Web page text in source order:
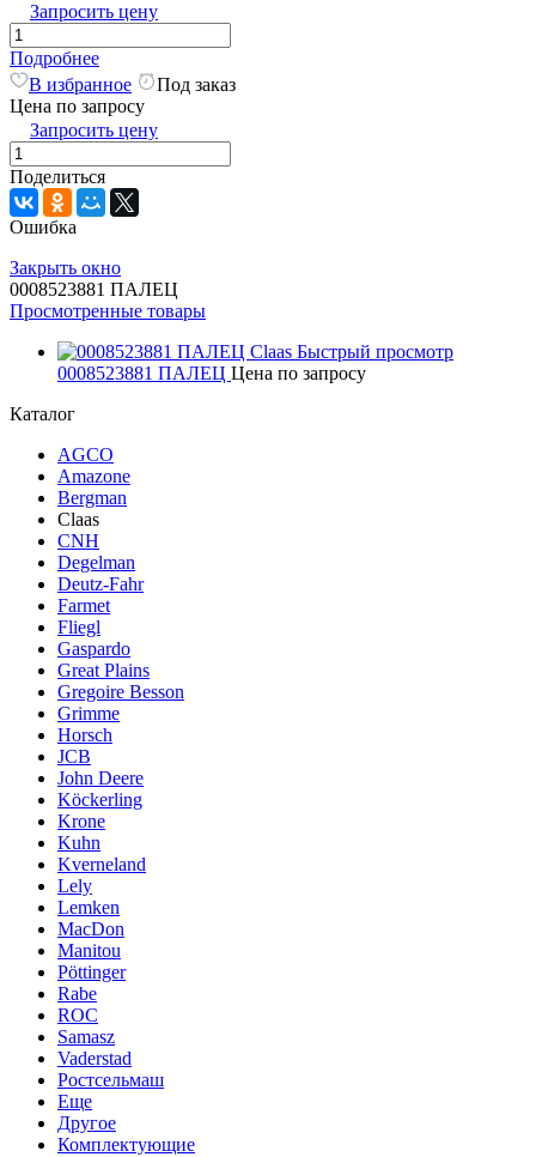
Запросить цену
Подробнее
В избранное
Под заказ
Цена по запросу
Запросить цену
Поделиться
Ошибка
Закрыть окно
0008523881 ПАЛЕЦ
Просмотренные товары
Быстрый просмотр
0008523881 ПАЛЕЦ Цена по запросу
Каталог
AGCO
Amazone
Bergman
Claas
CNH
Degelman
Deutz-Fahr
Farmet
Fliegl
Gaspardo
Great Plains
Gregoire Besson
Grimme
Horsch
JCB
John Deere
Köckerling
Krone
Kuhn
Kverneland
Lely
Lemken
MacDon
Manitou
Pöttinger
Rabe
ROC
Samasz
Vaderstad
Ростсельмаш
Еще
Другое
Комплектующие